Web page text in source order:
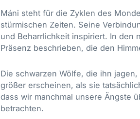
Máni steht für die Zyklen des
stürmischen Zeiten. Seine
und Beharrlichkeit inspiriert. In den
Präsenz beschrieben, die den
Die schwarzen Wölfe, die ihn
größer erscheinen, als sie
dass wir manchmal unsere Ängste
betrachten.